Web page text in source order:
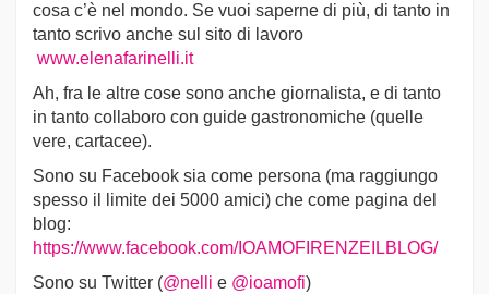
cosa c’è nel mondo. Se vuoi saperne di più, di tanto in
tanto scrivo anche sul sito di lavoro
www.elenafarinelli.it
Ah, fra le altre cose sono anche giornalista, e di tanto
in tanto collaboro con guide gastronomiche (quelle
vere, cartacee).
Sono su Facebook sia come persona (ma raggiungo
spesso il limite dei 5000 amici) che come pagina del
blog:
https://www.facebook.com/IOAMOFIRENZEILBLOG/
Sono su Twitter (@nelli e @ioamofi)